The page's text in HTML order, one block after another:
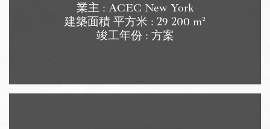
業主 : ACEC New York
建築面積 平方米 : 29 200 m²
竣工年份 : 方案